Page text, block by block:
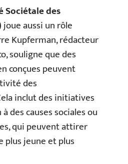
Sociétale des
joue aussi un rôle
Kupferman, rédacteur
souligne que des
conçues peuvent
des
inclut des initiatives
des causes sociales ou
qui peuvent attirer
plus jeune et plus